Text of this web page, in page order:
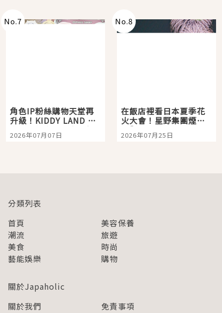
No.7
角色IP粉絲購物天堂再
升級！KIDDY LAND 原
宿店吉伊卡哇迎客，新
開幕 OMOKADO 店3分
2026年07月07日
No.8
在飯店裡看日本夏季花
火大會！星野集團煙火
景觀飯店6選，讓你不用
人擠人悠閒欣賞
2026年07月25日
分類列表
首頁
美容保養
潮流
旅遊
美食
時尚
藝能娛樂
購物
關於Japaholic
關於我們
免責事項